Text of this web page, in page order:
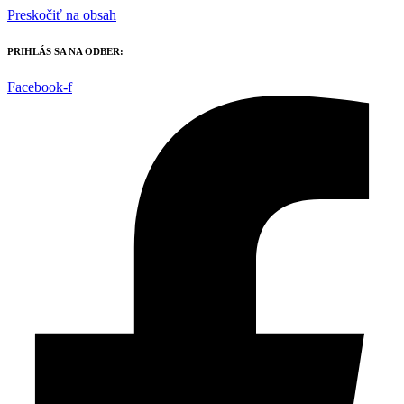
Preskočiť na obsah
PRIHLÁS SA NA ODBER:
Facebook-f